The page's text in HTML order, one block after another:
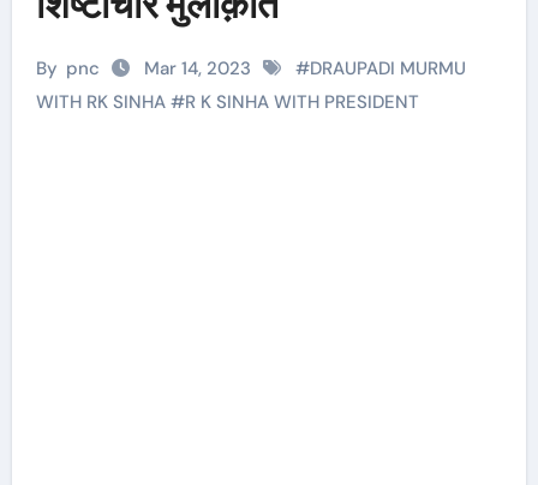
By pnc Mar 14, 2023 #DRAUPADI MURMU
WITH RK SINHA#R K SINHA WITH PRESIDENT